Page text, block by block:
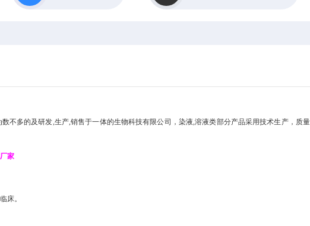
不多的及研发,生产,销售于一体的生物科技有限公司，染液,溶液类部分产品采用技术生产，质
家
床。